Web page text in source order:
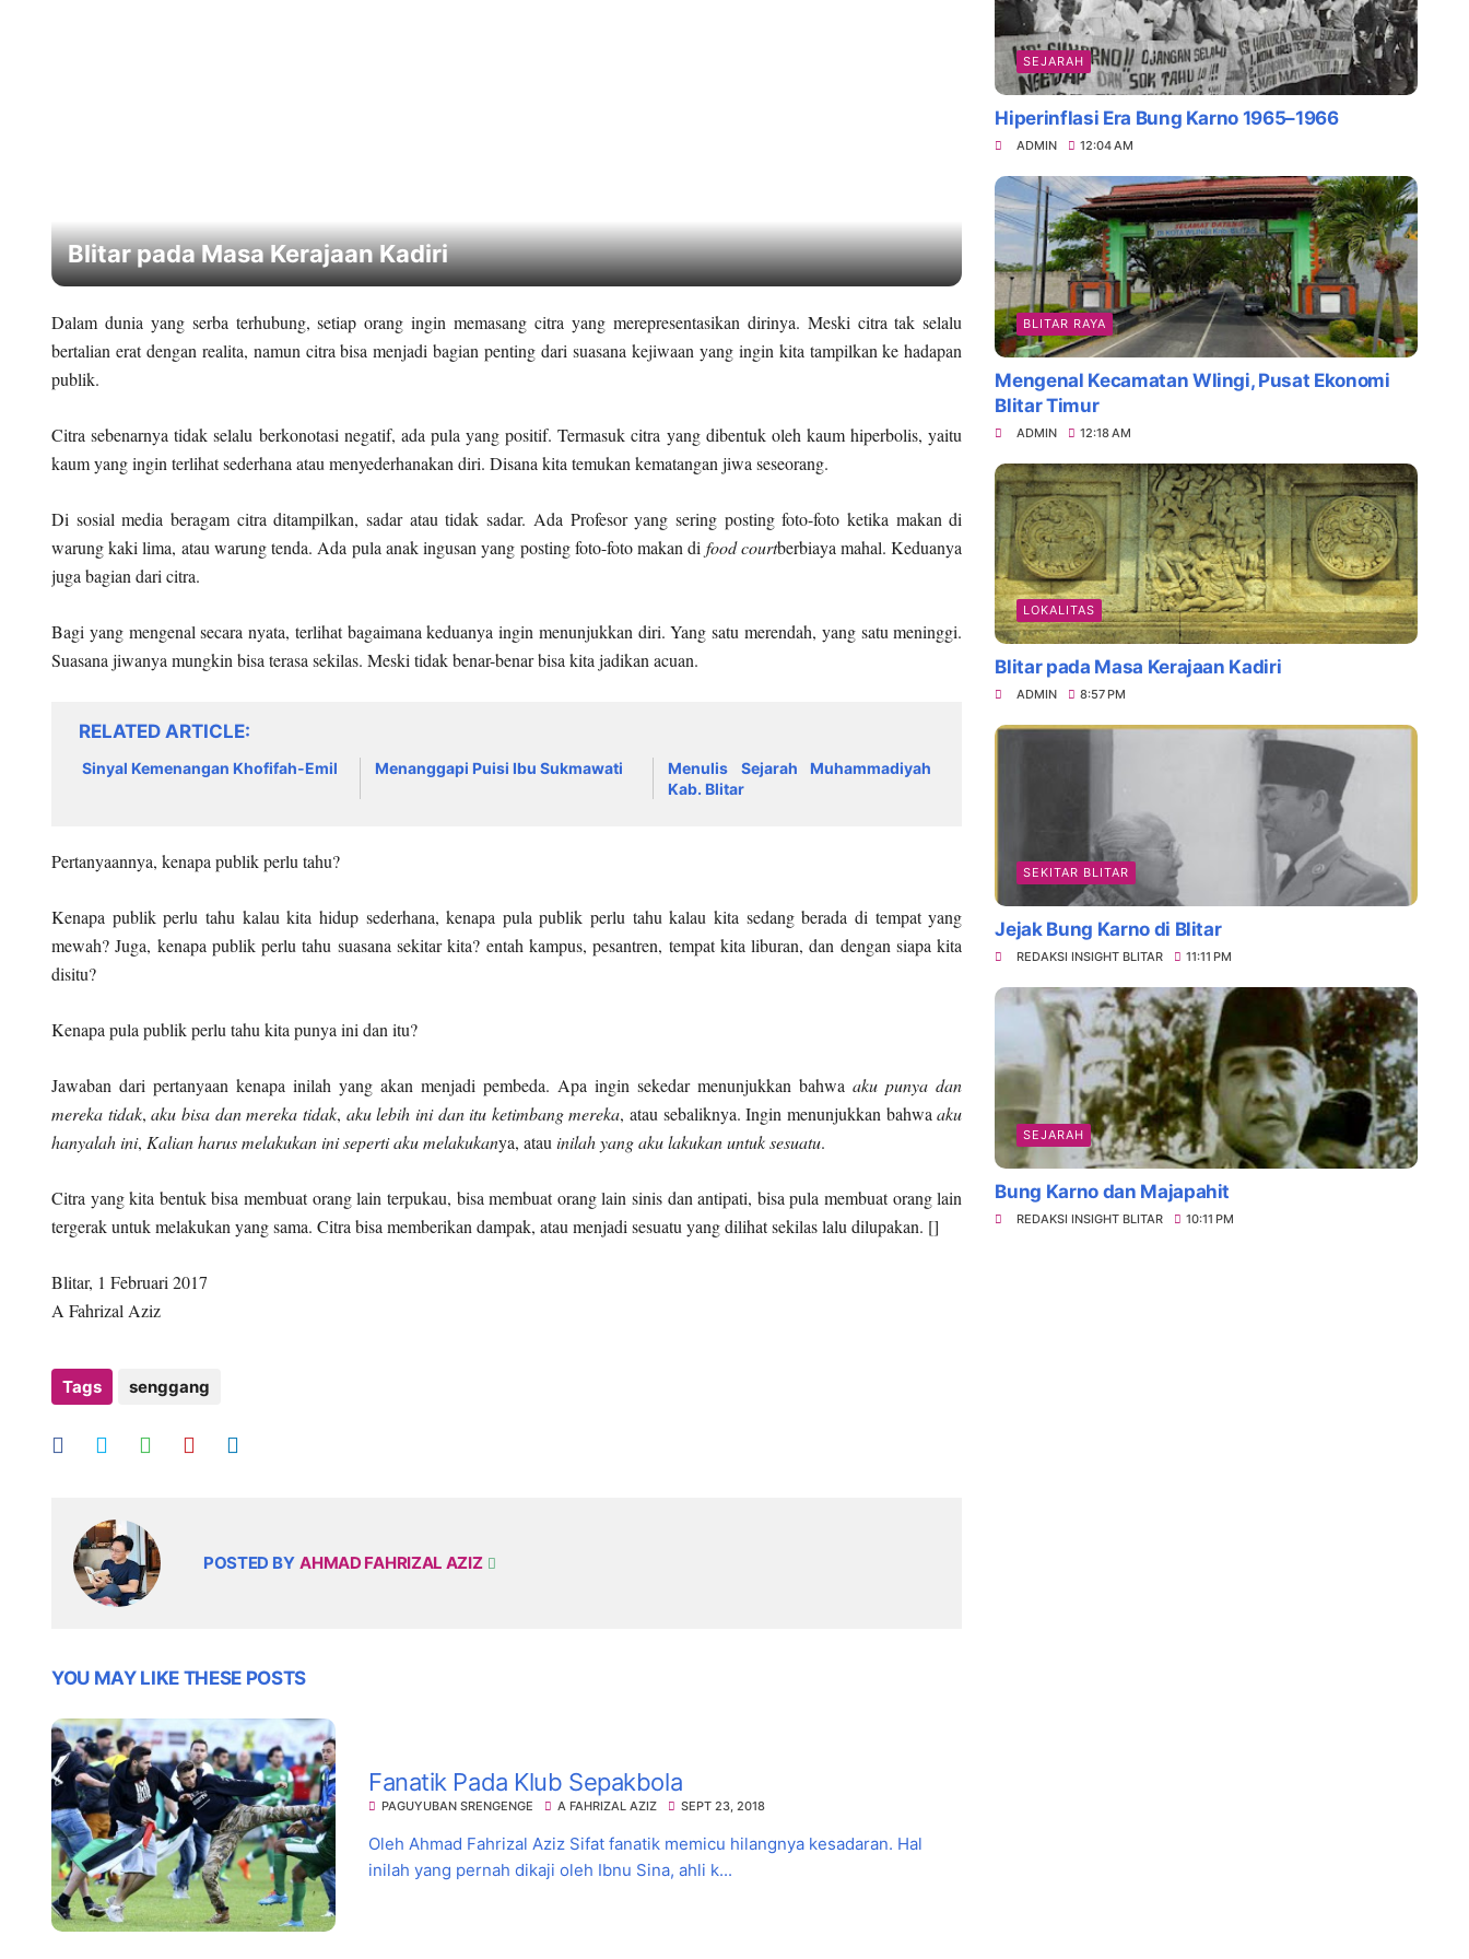
Blitar pada Masa Kerajaan Kadiri Daya Tarik Es Drop Blitar, Kuliner
Dalam dunia yang serba terhubung, setiap orang ingin memasang citra yang merepresentasikan dirinya. Meski citra tak selalu
bertalian erat dengan realita, namun citra bisa menjadi bagian penting dari suasana kejiwaan yang ingin kita tampilkan ke hadapan
publik.
Citra sebenarnya tidak selalu berkonotasi negatif, ada pula yang positif. Termasuk citra yang dibentuk oleh kaum hiperbolis, yaitu
kaum yang ingin terlihat sederhana atau menyederhanakan diri. Disana kita temukan kematangan jiwa seseorang.
Di sosial media beragam citra ditampilkan, sadar atau tidak sadar. Ada Profesor yang sering posting foto-foto ketika makan di
warung kaki lima, atau warung tenda. Ada pula anak ingusan yang posting foto-foto makan di food courtberbiaya mahal. Keduanya
juga bagian dari citra.
Bagi yang mengenal secara nyata, terlihat bagaimana keduanya ingin menunjukkan diri. Yang satu merendah, yang satu meninggi.
Suasana jiwanya mungkin bisa terasa sekilas. Meski tidak benar-benar bisa kita jadikan acuan.
RELATED ARTICLE
Sinyal Kemenangan Khofifah-Emil Menanggapi Puisi Ibu Sukmawati
Menulis Sejarah Muhammadiyah
Kab. Blitar
Pertanyaannya, kenapa publik perlu tahu?
Kenapa publik perlu tahu kalau kita hidup sederhana, kenapa pula publik perlu tahu kalau kita sedang berada di tempat yang
mewah? Juga, kenapa publik perlu tahu suasana sekitar kita? entah kampus, pesantren, tempat kita liburan, dan dengan siapa kita
disitu?
Kenapa pula publik perlu tahu kita punya ini dan itu?
Jawaban dari pertanyaan kenapa inilah yang akan menjadi pembeda. Apa ingin sekedar menunjukkan bahwaaku punya dan
mereka tidak,aku bisa dan mereka tidak, aku lebih ini dan itu ketimbang mereka, atau sebaliknya. Ingin menunjukkan bahwaaku
hanyalah ini, Kalian harus melakukan ini seperti aku melakukanya, atau inilah yang aku lakukan untuk sesuatu.
Citra yang kita bentuk bisa membuat orang lain terpukau, bisa membuat orang lain sinis dan antipati, bisa pula membuat orang lain
tergerak untuk melakukan yang sama. Citra bisa memberikan dampak, atau menjadi sesuatu yang dilihat sekilas lalu dilupakan. []
Blitar, 1 Februari 2017
A Fahrizal Aziz
Tags senggang
POSTED BY AHMAD FAHRIZAL AZIZ
YOU MAY LIKE THESE POSTS
Fanatik Pada Klub Sepakbola
PAGUYUBAN SRENGENGE A FAHRIZAL AZIZ SEPT 23, 2018
Oleh Ahmad Fahrizal Aziz Sifat fanatik memicu hilangnya kesadaran. Hal
inilah yang pernah dikaji oleh Ibnu Sina, ahli k...
SEJARAH
Hiperinflasi Era Bung Karno 1965–1966
ADMIN 12:04 AM
BLITAR RAYA
Mengenal Kecamatan Wlingi, Pusat Ekonomi
Blitar Timur
ADMIN 12:18 AM
LOKALITAS
Blitar pada Masa Kerajaan Kadiri
ADMIN 8:57 PM
SEKITAR BLITAR
Jejak Bung Karno di Blitar
REDAKSI INSIGHT BLITAR 11:11 PM
SEJARAH
Bung Karno dan Majapahit
REDAKSI INSIGHT BLITAR 10:11 PM